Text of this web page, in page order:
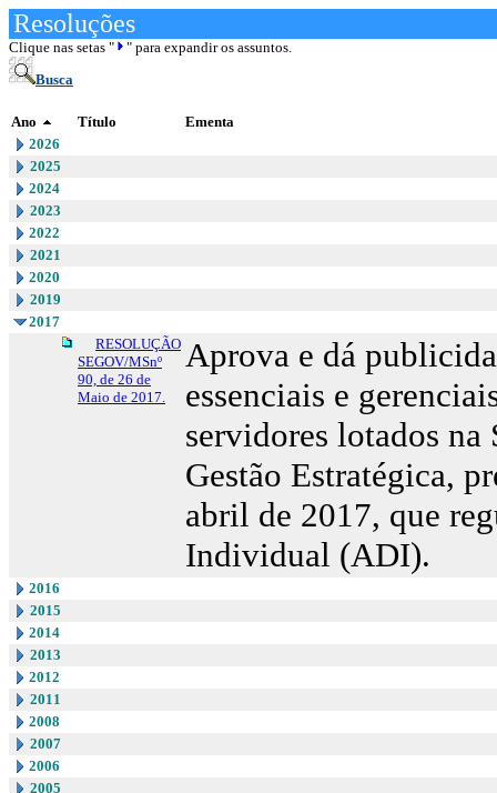
Resoluções
Clique nas setas "
" para expandir os assuntos.
Busca
Ano Título
Ementa
2026
2025
2024
2023
2022
2021
2020
2019
2017
RESOLUÇÃO
SEGOV/MSnº
90, de 26 de
Maio de 2017.
Aprova e dá
essenciais e
servidores lotados na
Gestão Estratégica,
abril de 2017, que
Individual (ADI).
2016
2015
2014
2013
2012
2011
2008
2007
2006
2005